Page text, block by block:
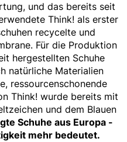
und das bereits seit
Think! als erster
recycelte und
Für die Produktion
hergestellten Schuhe
natürliche Materialien
ressourcenschonende
Think! wurde bereits mit
und dem Blauen
Schuhe aus Europa -
mehr bedeutet.